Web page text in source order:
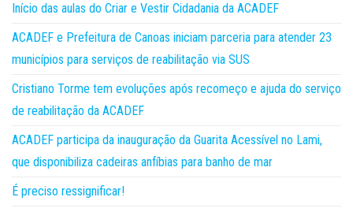
Início das aulas do Criar e Vestir Cidadania da ACADEF
ACADEF e Prefeitura de Canoas iniciam parceria para atender 23
municípios para serviços de reabilitação via SUS
Cristiano Torme tem evoluções após recomeço e ajuda do serviço
de reabilitação da ACADEF
ACADEF participa da inauguração da Guarita Acessível no Lami,
que disponibiliza cadeiras anfíbias para banho de mar
É preciso ressignificar!